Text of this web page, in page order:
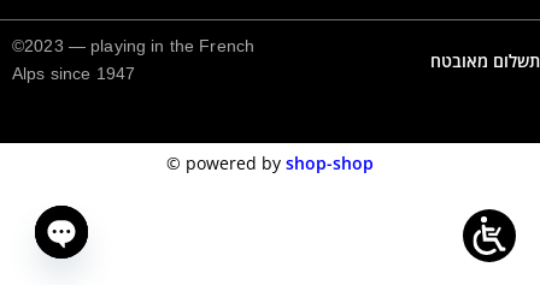
תשלום מאובטח
©2023 — playing in the French
Alps since 1947
powered by shop-shop
©️